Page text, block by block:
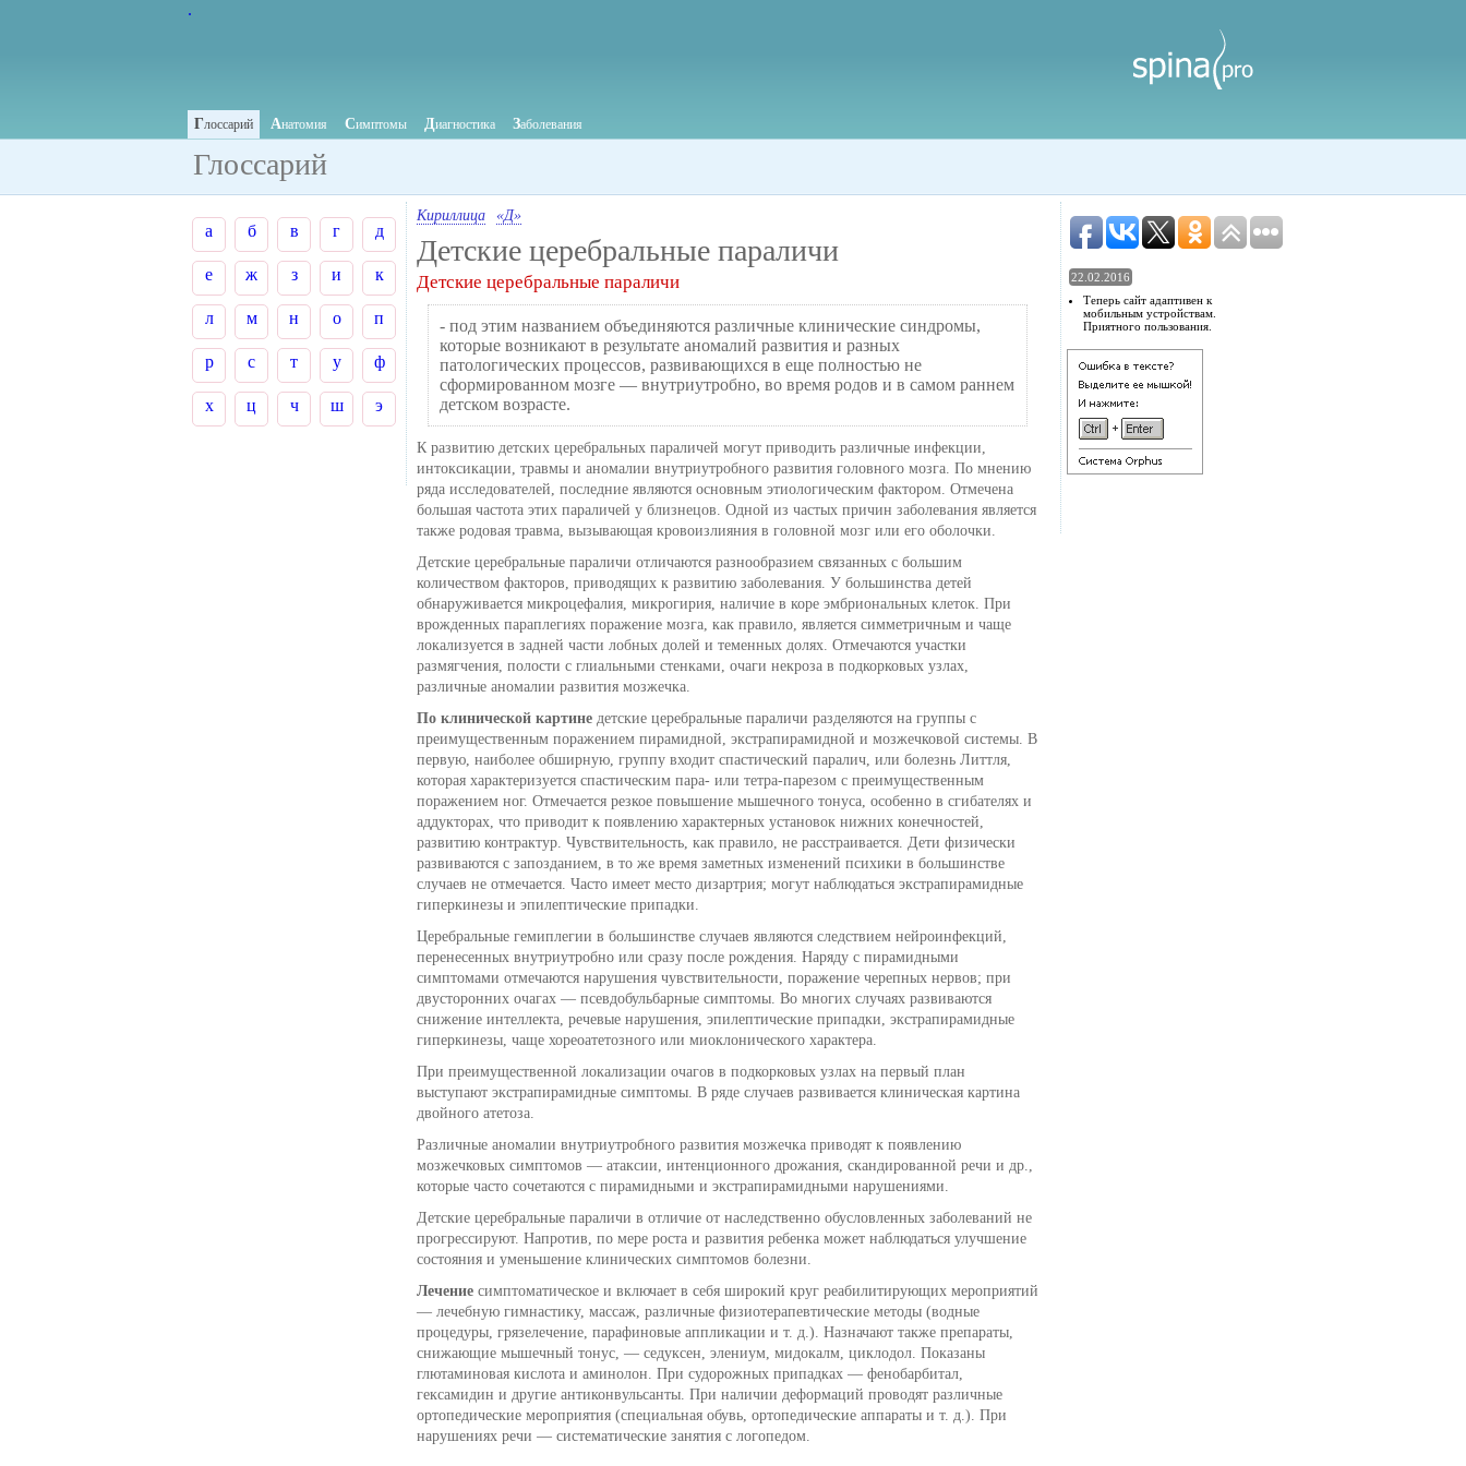
.
Глоссарий Анатомия Симптомы Диагностика Заболевания
Глоссарий
Кириллица «Д»
Детские церебральные параличи
Детские церебральные параличи
- под этим названием объединяются различные клинические синдромы,
которые возникают в результате аномалий развития и разных
патологических процессов, развивающихся в еще полностью не
сформированном мозге — внутриутробно, во время родов и в самом раннем
детском возрасте.
К развитию детских церебральных параличей могут приводить различные инфекции,
интоксикации, травмы и аномалии внутриутробного развития головного мозга. По мнению
ряда исследователей, последние являются основным этиологическим фактором. Отмечена
большая частота этих параличей у близнецов. Одной из частых причин заболевания является
также родовая травма, вызывающая кровоизлияния в головной мозг или его оболочки.
Детские церебральные параличи отличаются разнообразием связанных с большим
количеством факторов, приводящих к развитию заболевания. У большинства детей
обнаруживается микроцефалия, микрогирия, наличие в коре эмбриональных клеток. При
врожденных параплегиях поражение мозга, как правило, является симметричным и чаще
локализуется в задней части лобных долей и теменных долях. Отмечаются участки
размягчения, полости с глиальными стенками, очаги некроза в подкорковых узлах,
различные аномалии развития мозжечка.
По клинической картине детские церебральные параличи разделяются на группы с
преимущественным поражением пирамидной, экстрапирамидной и мозжечковой системы. В
первую, наиболее обширную, группу входит спастический паралич, или болезнь Литтля,
которая характеризуется спастическим пара- или тетра-парезом с преимущественным
поражением ног. Отмечается резкое повышение мышечного тонуса, особенно в сгибателях и
аддукторах, что приводит к появлению характерных установок нижних конечностей,
развитию контрактур. Чувствительность, как правило, не расстраивается. Дети физически
развиваются с запозданием, в то же время заметных изменений психики в большинстве
случаев не отмечается. Часто имеет место дизартрия; могут наблюдаться экстрапирамидные
гиперкинезы и эпилептические припадки.
Церебральные гемиплегии в большинстве случаев являются следствием нейроинфекций,
перенесенных внутриутробно или сразу после рождения. Наряду с пирамидными
симптомами отмечаются нарушения чувствительности, поражение черепных нервов; при
двусторонних очагах — псевдобульбарные симптомы. Во многих случаях развиваются
снижение интеллекта, речевые нарушения, эпилептические припадки, экстрапирамидные
гиперкинезы, чаще хореоатетозного или миоклонического характера.
При преимущественной локализации очагов в подкорковых узлах на первый план
выступают экстрапирамидные симптомы. В ряде случаев развивается клиническая картина
двойного атетоза.
Различные аномалии внутриутробного развития мозжечка приводят к появлению
мозжечковых симптомов — атаксии, интенционногo дрожания, скандированной речи и др.,
которые часто сочетаются с пирамидными и экстрапирамидными нарушениями.
Детские церебральные параличи в отличие от наследственно обусловленных заболеваний не
прогрессируют. Напротив, по мере роста и развития ребенка может наблюдаться улучшение
состояния и уменьшение клинических симптомов болезни.
Лечение симптоматическое и включает в себя широкий круг реабилитирующих мероприятий
— лечебную гимнастику, массаж, различные физиотерапевтические методы (водные
процедуры, грязелечение, парафиновые аппликации и т. д.). Назначают также препараты,
снижающие мышечный тонус, — седуксен, элениум, мидокалм, циклодол. Показаны
глютаминовая кислота и аминолон. При судорожных припадках — фенобарбитал,
гексамидин и другие антиконвульсанты. При наличии деформаций проводят различные
ортопедические мероприятия (специальная обувь, ортопедические аппараты и т. д.). При
нарушениях речи — систематические занятия с логопедом.
а б в г д
е ж з и к
л м н о п
р с т у ф
х ц ч ш э
22.02.2016
Теперь сайт адаптивен к
мобильным устройствам.
Приятного пользования.